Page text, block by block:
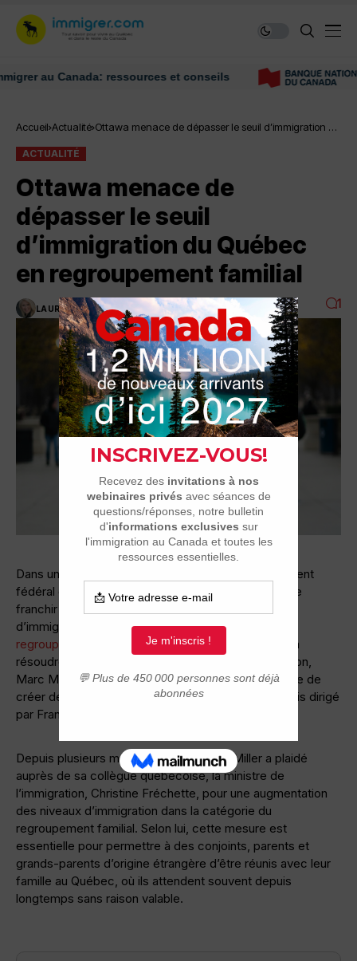
au Canada: ressources et conseils
Accueil Actualité Ottawa menace de dépasser le seuil d’immigration du
ACTUALITÉ
Ottawa menace de
dépasser le seuil
d’immigration du Québec
en regroupement familial
LAURENCE NADEAU 2 MINUTES DE LECTURE 5.9K VUES 1
Dans une démarche sans précédent, le gouvernement
fédéral canadien d’Ottawa a annoncé sa décision de
franchir les limites fixées par le Québec en matière
d’immigration, spécifiquement dans le cadre des
regroupements familiaux. Cette initiative, destinée à
résoudre ce que le ministre canadien de l’Immigration,
Marc Miller, qualifie de « drame humanitaire », risque de
créer des tensions avec le gouvernement québécois dirigé
par François Legault.
Depuis plusieurs mois, le ministre Marc Miller a plaidé
auprès de sa collègue québécoise, la ministre de
l’immigration, Christine Fréchette, pour une augmentation
des niveaux d’immigration dans la catégorie du
regroupement familial. Selon lui, cette mesure est
essentielle pour permettre à des conjoints, parents et
grands-parents d’origine étrangère d’être réunis avec leur
famille au Québec, où ils attendent souvent depuis
longtemps sans raison valable.